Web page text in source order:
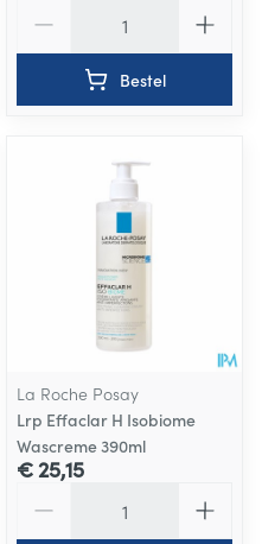
Bestel
La Roche Posay
Lrp Effaclar H Isobiome
Wascreme 390ml
€ 25,15